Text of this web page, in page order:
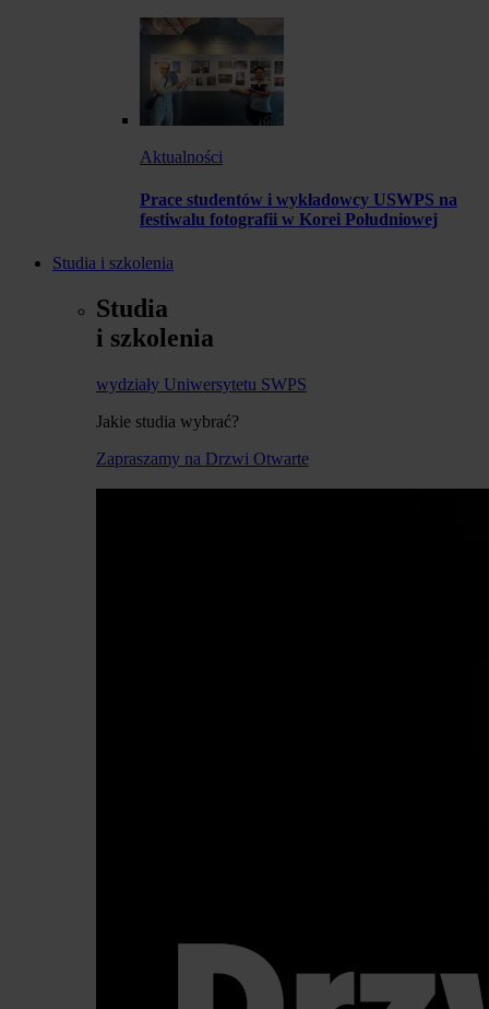
Aktualności
Prace studentów i wykładowcy USWPS na
festiwalu fotografii w Korei Południowej
Studia i szkolenia
Studia
i szkolenia
wydziały Uniwersytetu SWPS
Jakie studia wybrać?
Zapraszamy na Drzwi Otwarte